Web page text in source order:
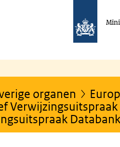
organen
Verwijzingsuitspraak
Databank